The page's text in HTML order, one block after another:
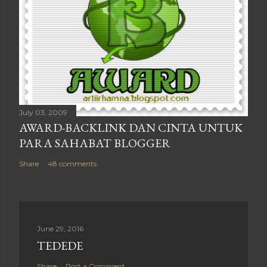
July 03, 2009
AWARD-BACKLINK DAN CINTA UNTUK
PARA SAHABAT BLOGGER
Share 48 comments
June 29, 2016
TEDEDE